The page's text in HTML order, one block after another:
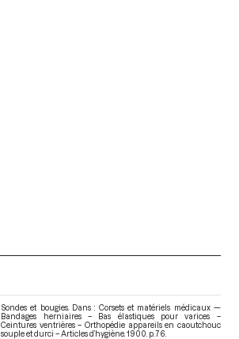
Sondes et bougies. Dans : Corsets et matériels médicaux —
Bandages herniaires – Bas élastiques pour varices –
Ceintures ventrières – Orthopédie appareils en caoutchouc
souple et durci – Articles d’hygiène . 1900. p. 76.